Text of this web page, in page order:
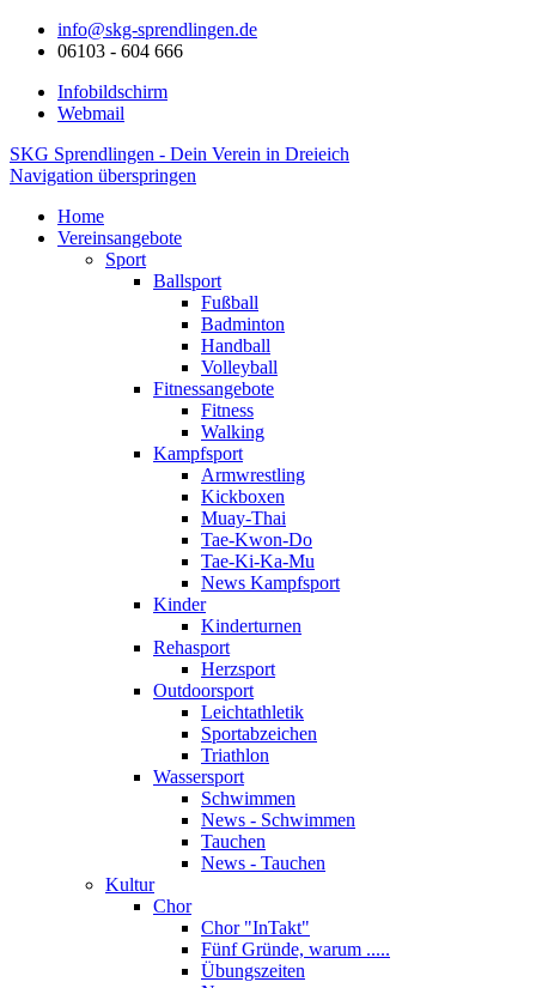
info@skg-sprendlingen.de
06103 - 604 666
Infobildschirm
Webmail
SKG Sprendlingen - Dein Verein in Dreieich
Navigation überspringen
Home
Vereinsangebote
Sport
Ballsport
Fußball
Badminton
Handball
Volleyball
Fitnessangebote
Fitness
Walking
Kampfsport
Armwrestling
Kickboxen
Muay-Thai
Tae-Kwon-Do
Tae-Ki-Ka-Mu
News Kampfsport
Kinder
Kinderturnen
Rehasport
Herzsport
Outdoorsport
Leichtathletik
Sportabzeichen
Triathlon
Wassersport
Schwimmen
News - Schwimmen
Tauchen
News - Tauchen
Kultur
Chor
Chor "InTakt"
Fünf Gründe, warum .....
Übungszeiten